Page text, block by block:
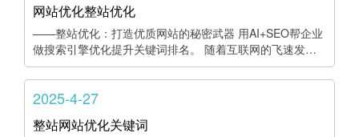
网站优化整站优化
——整站优化：打造优质网站的秘密武器 用AI+SEO帮企业
做搜索引擎优化提升关键词排名。 随着互联网的飞速发…
2025-4-27
整站网站优化关键词